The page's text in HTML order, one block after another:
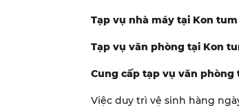
Tạp vụ nhà máy tại Kon tum
Tạp vụ văn phòng tại Kon
Cung cấp tạp vụ văn phòng
Việc duy trì vệ sinh hàng